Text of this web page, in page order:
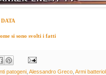
si sono svolti i fatti
patogeni, Alessandro Greco, Armi